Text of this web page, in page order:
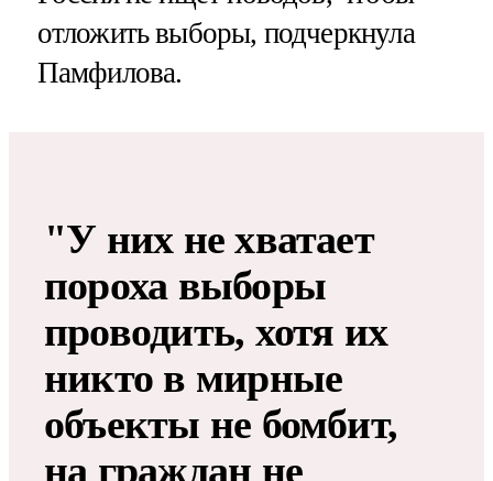
отложить выборы, подчеркнула
Памфилова.
"У них не хватает
пороха выборы
проводить, хотя их
никто в мирные
объекты не бомбит,
на граждан не